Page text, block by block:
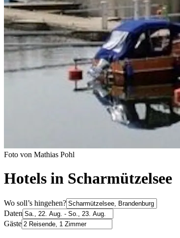
Foto von Mathias Pohl
Hotels in Scharmützelsee
Wo soll’s hingehen?
Daten
Gäste